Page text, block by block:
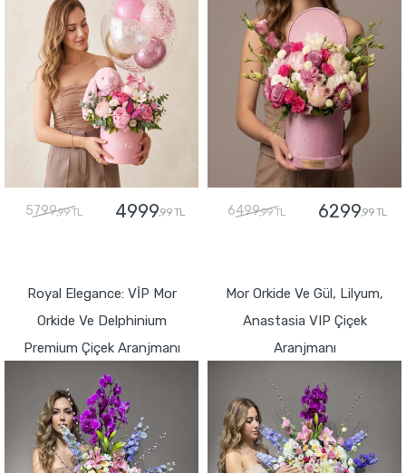
5799,99 TL 4999,99 TL 6499,99 TL 6299,99 TL
Royal Elegance: VİP Mor
Orkide Ve Delphinium
Premium Çiçek Aranjmanı
Mor Orkide Ve Gül, Lilyum,
Anastasia VIP Çiçek
Aranjmanı